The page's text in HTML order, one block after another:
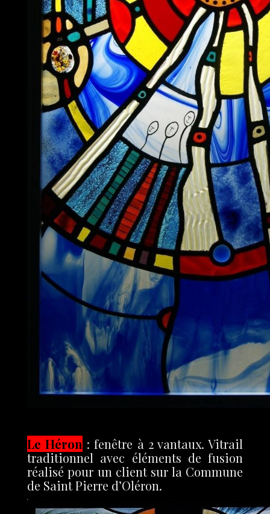
Le Héron : fenêtre à 2 vantaux. Vitrail
traditionnel avec éléments de fusion
réalisé pour un client sur la Commune
de Saint Pierre d’Oléron.